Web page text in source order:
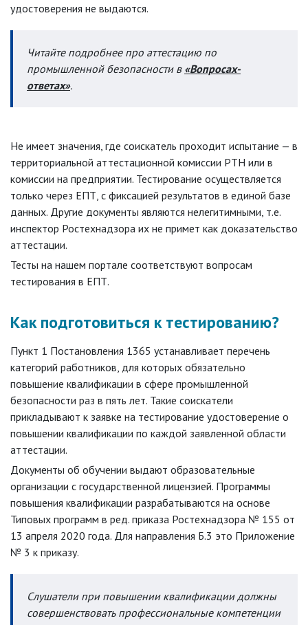
удостоверения не выдаются.
Читайте подробнее про аттестацию по
промышленной безопасности в «Вопросах-
ответах».
Не имеет значения, где соискатель проходит испытание — в
территориальной аттестационной комиссии РТН или в
комиссии на предприятии. Тестирование осуществляется
только через ЕПТ, с фиксацией результатов в единой базе
данных. Другие документы являются нелегитимными, т.е.
инспектор Ростехнадзора их не примет как доказательство
аттестации.
Тесты на нашем портале соответствуют вопросам
тестирования в ЕПТ.
Как подготовиться к тестированию?
Пункт 1 Постановления 1365 устанавливает перечень
категорий работников, для которых обязательно
повышение квалификации в сфере промышленной
безопасности раз в пять лет. Такие соискатели
прикладывают к заявке на тестирование удостоверение о
повышении квалификации по каждой заявленной области
аттестации.
Документы об обучении выдают образовательные
организации с государственной лицензией. Программы
повышения квалификации разрабатываются на основе
Типовых программ в ред. приказа Ростехнадзора № 155 от
13 апреля 2020 года. Для направления Б.3 это Приложение
№ 3 к приказу.
Слушатели при повышении квалификации должны
совершенствовать профессиональные компетенции